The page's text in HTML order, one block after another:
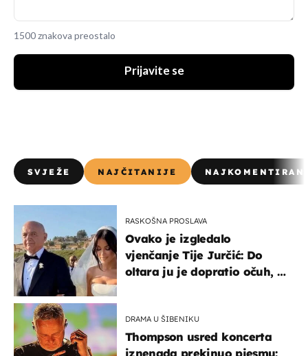
1500 znakova preostalo
Prijavite se
SVJEŽE NAJČITANIJE
RASKOŠNA PROSLAVA
Ovako je izgledalo
vjenčanje Tije Jurčić: Do
oltara ju je dopratio očuh, a
DRAMA U ŠIBENIKU
Thompson usred koncerta
iznenada prekinuo pjesmu: